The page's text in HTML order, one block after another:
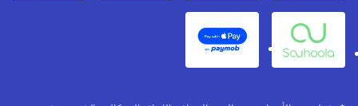
Souhoola
Apple Pay